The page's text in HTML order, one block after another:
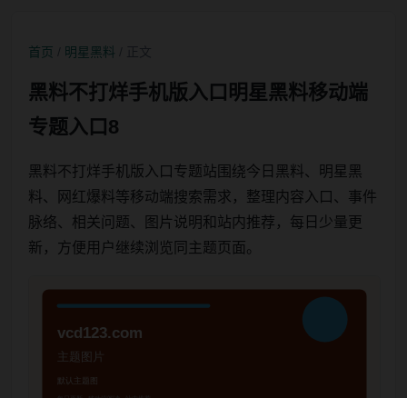
首页 明星黑料
黑料不打烊手机版入口明星黑料移动端
专题入口8
黑料不打烊手机版入口专题站围绕今日黑料、明星黑
料、网红爆料等移动端搜索需求，整理内容入口、事件
脉络、相关问题、图片说明和站内推荐，每日少量更
新，方便用户继续浏览同主题页面。